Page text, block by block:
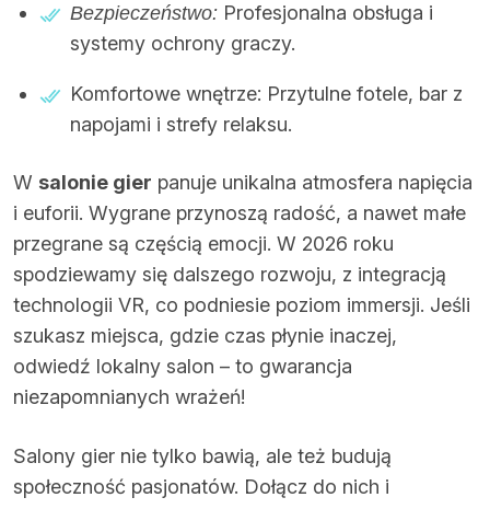
Bezpieczeństwo: Profesjonalna obsługa i
systemy ochrony graczy.
Komfortowe wnętrze: Przytulne fotele, bar z
napojami i strefy relaksu.
W salonie gier panuje unikalna atmosfera napięcia
i euforii. Wygrane przynoszą radość, a nawet małe
przegrane są częścią emocji. W 2026 roku
spodziewamy się dalszego rozwoju, z integracją
technologii VR, co podniesie poziom immersji. Jeśli
szukasz miejsca, gdzie czas płynie inaczej,
odwiedź lokalny salon – to gwarancja
niezapomnianych wrażeń!
Salony gier nie tylko bawią, ale też budują
społeczność pasjonatów. Dołącz do nich i